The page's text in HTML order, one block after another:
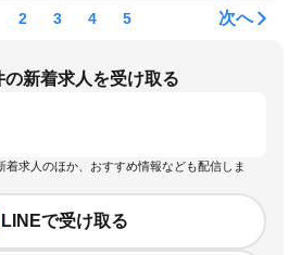
2 3 4 5 次へ
の新着求人を受け取る
着求人のほか、おすすめ情報なども配信しま
LINEで受け取る